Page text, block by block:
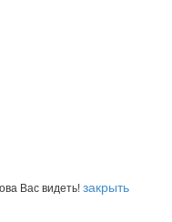
Вас видеть!закрыть